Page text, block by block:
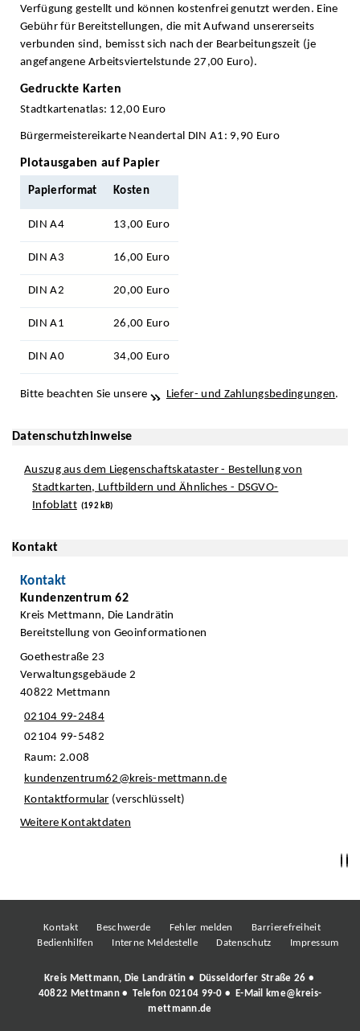
Verfügung gestellt und können kostenfrei genutzt werden. Eine
Gebühr für Bereitstellungen, die mit Aufwand unsererseits
verbunden sind, bemisst sich nach der Bearbeitungszeit (je
angefangene Arbeitsviertelstunde 27,00 Euro).
Gedruckte Karten
Stadtkartenatlas: 12,00 Euro
Bürgermeistereikarte Neandertal DIN A1: 9,90 Euro
Plotausgaben auf Papier
Papierformat Kosten
DIN A4 13,00 Euro
DIN A3 16,00 Euro
DIN A2 20,00 Euro
DIN A1 26,00 Euro
DIN A0 34,00 Euro
Bitte beachten Sie unsere Liefer- und Zahlungsbedingungen.
Datenschutzhinweise
Auszug aus dem Liegenschaftskataster - Bestellung von
Stadtkarten, Luftbildern und Ähnliches - DSGVO-
Infoblatt (192 kB)
Kontakt
Kontakt
Kundenzentrum 62
Kreis Mettmann, Die Landrätin
Bereitstellung von Geoinformationen
Goethestraße 23
Verwaltungsgebäude 2
40822 Mettmann
02104 99-2484
02104 99-5482
Raum: 2.008
kundenzentrum62@kreis-mettmann.de
Kontaktformular (verschlüsselt)
Weitere Kontaktdaten
Kontakt Beschwerde Fehler melden
Barrierefreiheit
Bedienhilfen
Interne Meldestelle Datenschutz Impressum
Kreis Mettmann, Die Landrätin • Düsseldorfer Straße 26 •
40822 Mettmann • Telefon 02104 99-0 • E-Mail
kme@kreis-
mettmann.de